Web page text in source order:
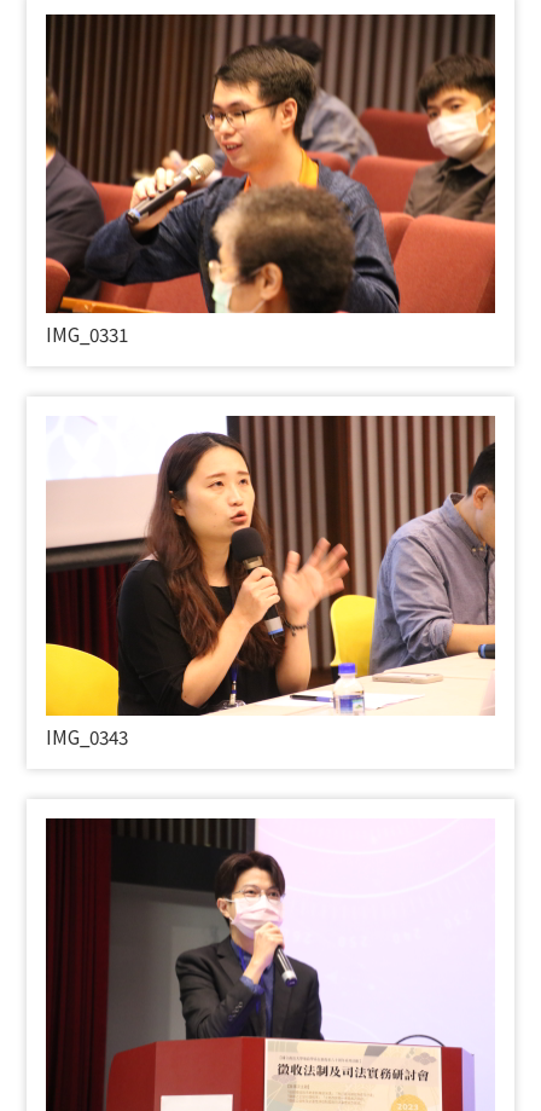
IMG_0331
IMG_0343